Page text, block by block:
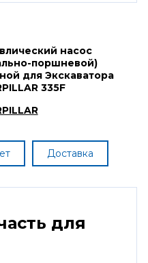
насос
поршневой)
для Экскаватора
335F
Доставка
для